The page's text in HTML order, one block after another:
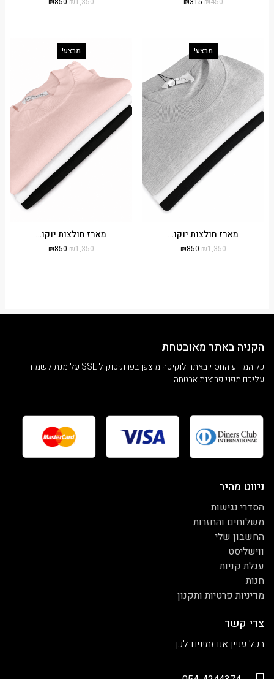
מבצע!
מארז חולצות יוקו...
₪1,350
₪850
מבצע!
מארז חולצות יוקו...
₪1,350
₪850
הקניה באתר מאובטחת
כל המידע החסוי באתר לוקיטה מוצפן בפרוקטוקול SSL על מנת לשמור
עליכם מפני פריצות אבטחה
ניווט מהיר
הסדרי נגישות
משלוחים והחזרות
החשבון שלי
ווישליסט
עגלת קניות
חנות
מדיניות פרטיות ותקנון
צרי קשר
בכל עניין אנו זמינים לכן: